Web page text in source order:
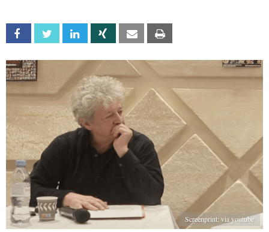
Facebook Twitter Linkedin Xing Email
Screenprint: via youtube